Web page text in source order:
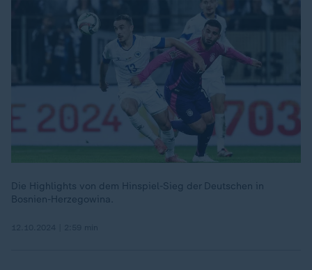
Die Highlights von dem Hinspiel-Sieg der Deutschen in
Bosnien-Herzegowina.